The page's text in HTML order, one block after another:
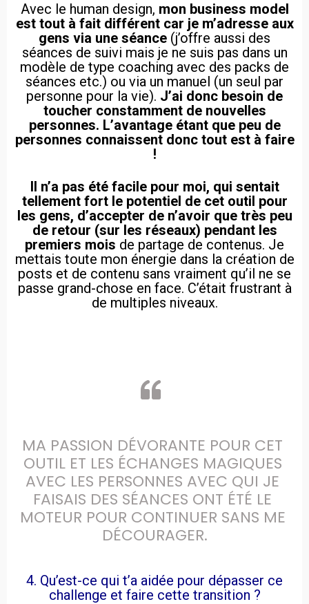
Avec le human design, mon business model
est tout à fait différent car je m’adresse aux
gens via une séance (j’offre aussi des
séances de suivi mais je ne suis pas dans un
modèle de type coaching avec des packs de
séances etc.) ou via un manuel (un seul par
personne pour la vie). J’ai donc besoin de
toucher constamment de nouvelles
personnes. L’avantage étant que peu de
personnes connaissent donc tout est à faire
!
Il n’a pas été facile pour moi, qui sentait
tellement fort le potentiel de cet outil pour
les gens, d’accepter de n’avoir que très peu
de retour (sur les réseaux) pendant les
premiers mois de partage de contenus. Je
mettais toute mon énergie dans la création de
posts et de contenu sans vraiment qu’il ne se
passe grand-chose en face. C’était frustrant à
de multiples niveaux.
MA PASSION DÉVORANTE POUR CET
OUTIL ET LES ÉCHANGES MAGIQUES
AVEC LES PERSONNES AVEC QUI JE
FAISAIS DES SÉANCES ONT ÉTÉ LE
MOTEUR POUR CONTINUER SANS ME
DÉCOURAGER.
4. Qu’est-ce qui t’a aidée pour dépasser ce
challenge et faire cette transition ?